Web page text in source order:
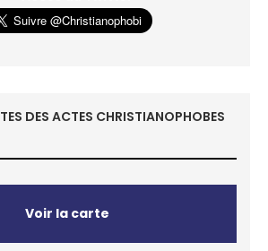
DES ACTES CHRISTIANOPHOBES
Voir la carte